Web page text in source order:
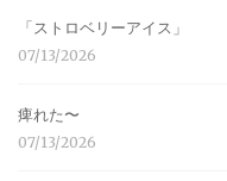
「ストロベリーアイス」
07/13/2026
痺れた〜
07/13/2026